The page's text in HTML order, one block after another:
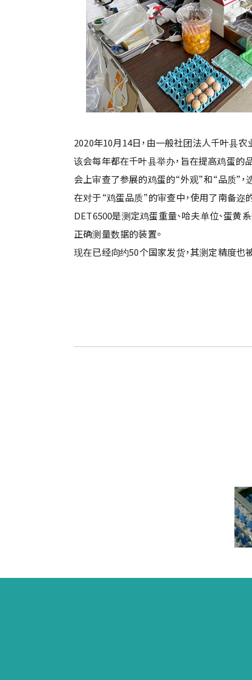
2020年10月14日，由一般社团法人千叶县
该会每年都在千叶县举办，旨在提高鸡蛋的
会上审查了参展的鸡蛋的“外观”和“品质”，
在对于“鸡蛋品质”的审查中，使用了南备迩
DET6500是测定鸡蛋重量、哈夫单位、蛋黄
正确测量数据的装置。
现在已经向约50个国家发货，其测定精度也